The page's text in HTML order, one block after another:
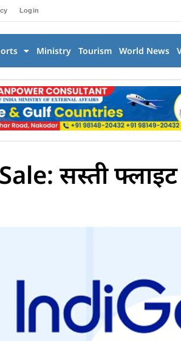
Login
Ministry Tourism World News
सस्ती फ्लाइट